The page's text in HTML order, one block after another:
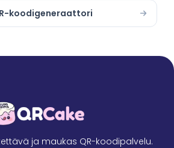
koodigeneraattori
ja maukas QR-koodipalvelu.